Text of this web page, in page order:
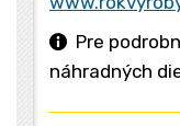
Pre
náhradných